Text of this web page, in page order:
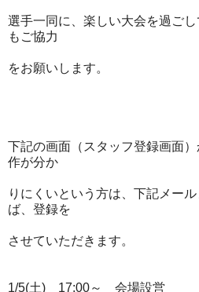
選手一同に、楽しい大会を過ご
もご協力
をお願いします。
下記の画面（スタッフ登録画面
作が分か
りにくいという方は、下記メー
ば、登録を
させていただきます。
1/5(土) 17:00～ 会場設営